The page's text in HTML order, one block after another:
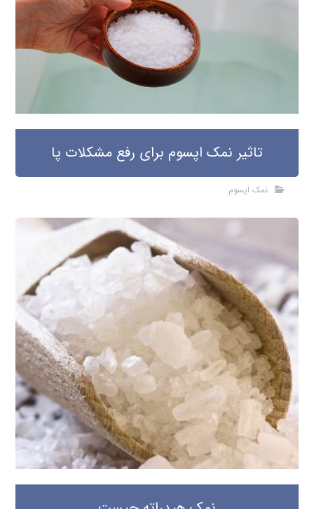
تاثیر نمک اپسوم برای رفع مشکلات پا
نمک اپسوم